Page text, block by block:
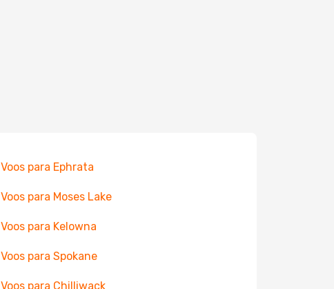
Voos para Ephrata
Voos para Moses Lake
Voos para Kelowna
Voos para Spokane
Voos para Chilliwack